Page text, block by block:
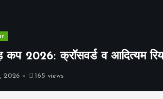
कप 2026: क्रॉसवर्ड व आदित्यम
2026 165 views